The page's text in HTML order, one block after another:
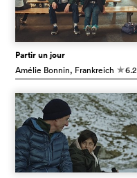
Partir un jour
Amélie Bonnin, Frankreich c6.2